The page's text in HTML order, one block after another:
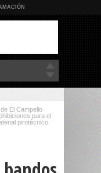
El Campello
para el
pirotécnico